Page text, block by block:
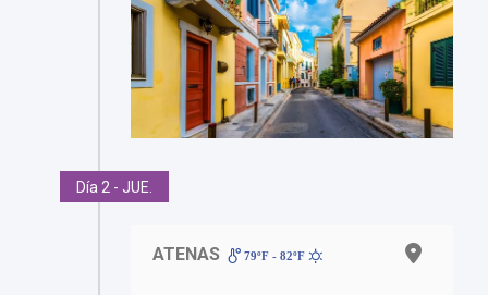
Día 2 - JUE.
ATENAS 79ºF - 82ºF